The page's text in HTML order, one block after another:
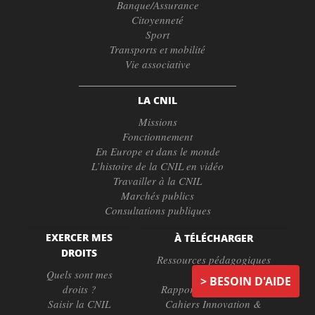
BESOIN D'AIDE
Banque/Assurance
Citoyenneté
Sport
Transports et mobilité
Vie associative
LA CNIL
Missions
Fonctionnement
En Europe et dans le monde
L’histoire de la CNIL en vidéo
Travailler à la CNIL
Marchés publics
Consultations publiques
EXERCER MES
DROITS
Quels sont mes
droits ?
Saisir la CNIL
À TÉLÉCHARGER
Ressources pédagogiques
Affiches
Rapports et chiffres clés
Cahiers Innovation &